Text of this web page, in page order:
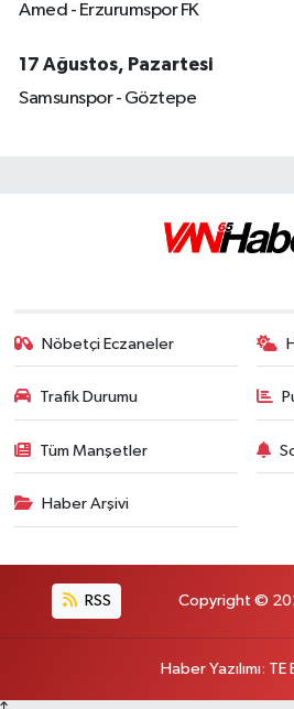
Amed - Erzurumspor FK
17 Ağustos, Pazartesi
Samsunspor - Göztepe
Nöbetçi Eczaneler
Trafik Durumu
Tüm Manşetler
Haber Arşivi
RSS Copyright ©
Haber Yazılımı: TE